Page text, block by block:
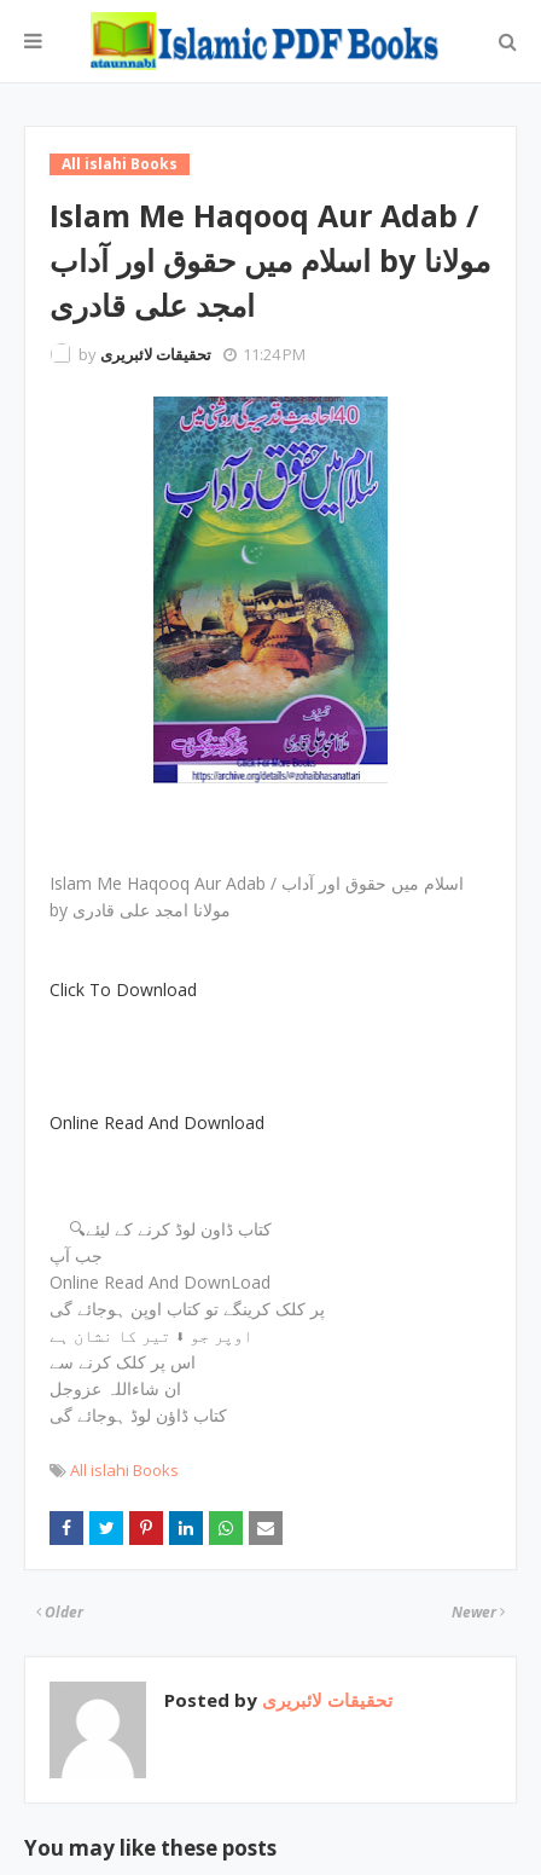
All islahi Books
Islam Me Haqooq Aur Adab /
اسلام میں حقوق اور آداب by مولانا
امجد علی قادری
by تحقیقات لائبریری 11:24 PM
Islam Me Haqooq Aur Adab / اسلام میں حقوق اور آداب
by مولانا امجد علی قادری
Click To Download
Online Read And Download
🔍کتاب ڈاون لوڈ کرنے کے لیئے
جب آپ
Online Read And DownLoad
پر کلک کرینگے تو کتاب اوپن ہوجائے گی
اوپر جو ⬇ تیر کا نشان ہے
اس پر کلک کرنے سے
ان شاءاللہ عزوجل
کتاب ڈاؤن لوڈ ہوجائے گی
All islahi Books
Newer
Older
Posted by تحقیقات لائبریری
You may like these posts